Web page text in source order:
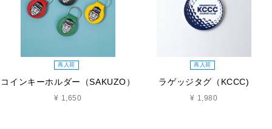
再入荷
コインキーホルダー（SAKUZO）
¥ 1,650
再入荷
ラゲッジタグ（KCCC)
¥ 1,980